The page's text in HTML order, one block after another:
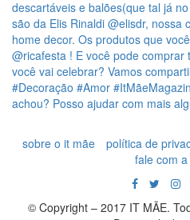
sobre o it mãe política de
fale com
© Copyright – 2017 IT MÃE.